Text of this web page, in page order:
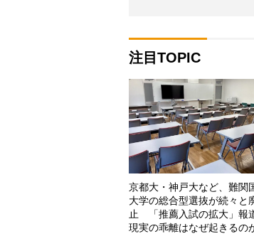
注目TOPIC
京都大・神戸大など、難関
大学の総合型選抜が続々と
止 「推薦入試の拡大」報
現実の乖離はなぜ起きるの